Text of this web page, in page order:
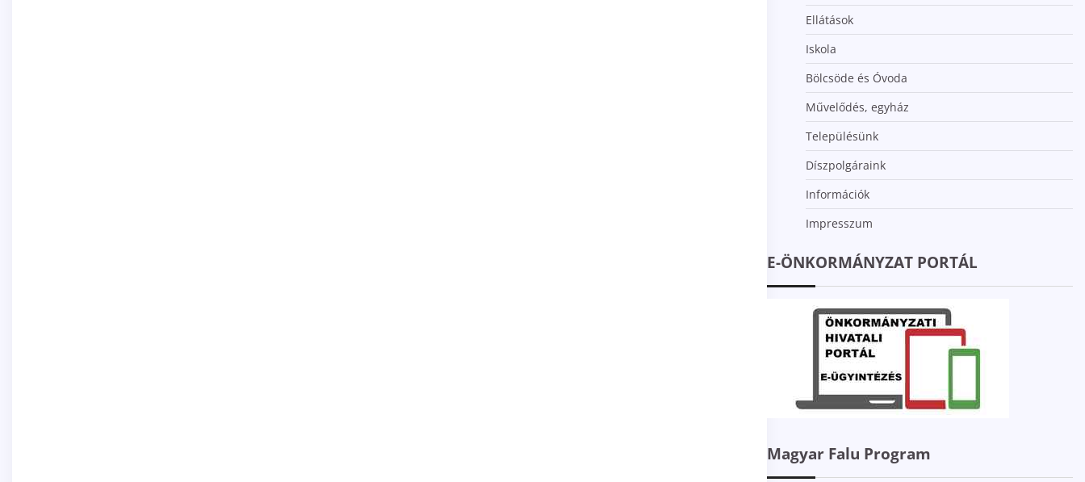
Ellátások
Iskola
Bölcsöde és Óvoda
Művelődés, egyház
Településünk
Díszpolgáraink
Információk
Impresszum
E-ÖNKORMÁNYZAT PORTÁL
Magyar Falu Program